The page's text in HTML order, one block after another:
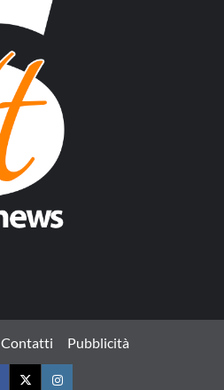
Contatti Pubblicità